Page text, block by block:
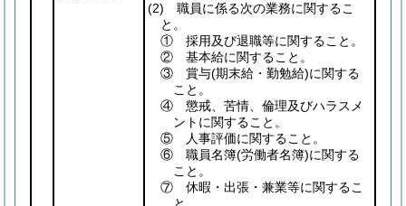
(2) 職員に係る次の業務に関するこ
と。
① 採用及び退職等に関すること。
② 基本給に関すること。
③ 賞与(期末給・勤勉給)に関する
こと。
④ 懲戒、苦情、倫理及びハラスメ
ントに関すること。
⑤ 人事評価に関すること。
⑥ 職員名簿(労働者名簿)に関する
こと。
⑦ 休暇・出張・兼業等に関するこ